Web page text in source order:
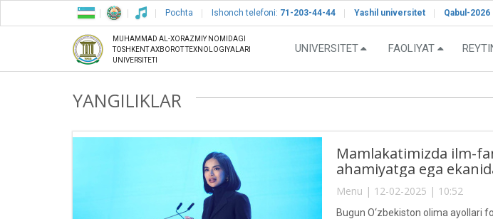
Pochta Ishonch telefoni: 71-203-44-44 Yashil universitet Qabul-2026
MUHAMMAD AL-XORAZMIY NOMIDAGI
TOSHKENT AXBOROT TEXNOLOGIYALARI
UNIVERSITETI
UNIVERSITET FAOLIYAT
YANGILIKLAR
Mamlakatimizda ilm-
ahamiyatga ega
Menu | 12-02-2025 | 10:52
Bugun O‘zbekiston olima ayollari